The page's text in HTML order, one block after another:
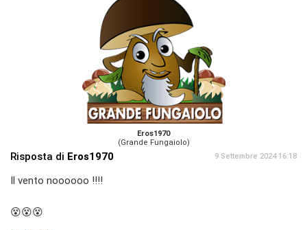
Eros1970
(Grande Fungaiolo)
Risposta di Eros1970 9 Settembre 2024 16:18
Il vento noooooo !!!!
😵😵😵